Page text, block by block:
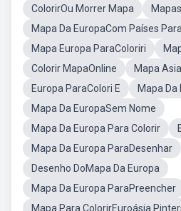
ColorirOu Morrer Mapa
Mapa Da EuropaCom Países
Mapa Europa ParaColoriri
Colorir MapaOnline
Mapa
Europa ParaColori E
Mapa Da
Mapa Da EuropaSem Nome
Mapa Da Europa Para Colorir
Mapa Da Europa ParaDesenhar
Desenho DoMapa Da Europa
Mapa Da Europa ParaPreencher
Mapa Para ColorirEuroásia